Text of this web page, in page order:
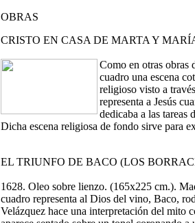
OBRAS
CRISTO EN CASA DE MARTA Y
Como en otras obras
cuadro una escena
religioso visto a
representa a Jesús
dedicaba a las tareas
Dicha escena religiosa de fondo sirve para
EL TRIUNFO DE BACO (LOS
1628. Oleo sobre lienzo. (165x225 cm.).
cuadro representa al Dios del vino, Baco,
Velázquez hace una interpretación del mito